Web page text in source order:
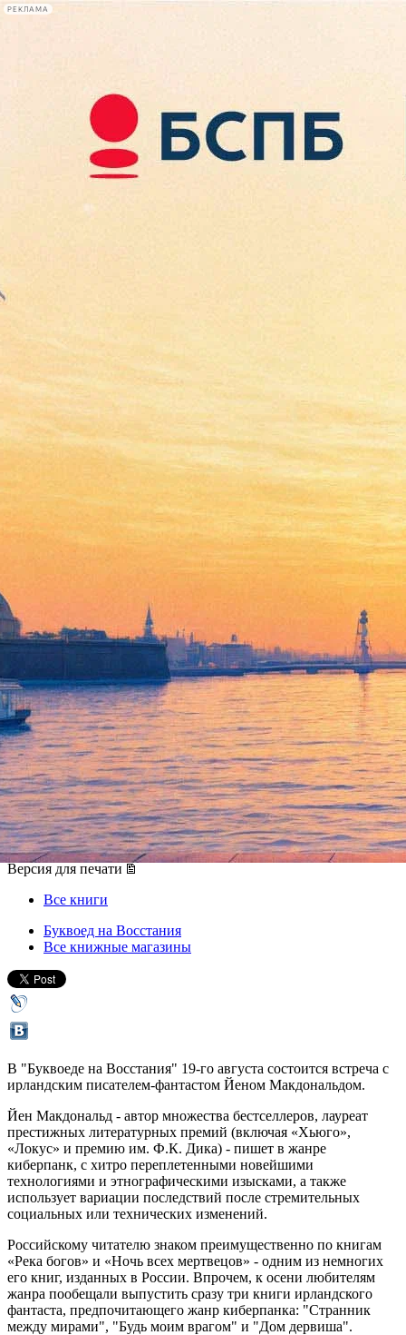
РЕКЛАМА
Сегодня:
2026.08.07
08:54
Афиша Plus
Ирландский писатель-
фантаст Йен Макдональд
встретится с читателями
19 августа 2013, понедельник,19.00
Версия для печати
Все книги
Буквоед на Восстания
Все книжные магазины
В "Буквоеде на Восстания" 19-го августа состоится встреча с
ирландским писателем-фантастом Йеном Макдональдом.
Йен Макдональд - автор множества бестселлеров, лауреат
престижных литературных премий (включая «Хьюго»,
«Локус» и премию им. Ф.К. Дика) - пишет в жанре
киберпанк, с хитро переплетенными новейшими
технологиями и этнографическими изысками, а также
использует вариации последствий после стремительных
социальных или технических изменений.
Российскому читателю знаком преимущественно по книгам
«Река богов» и «Ночь всех мертвецов» - одним из немногих
его книг, изданных в России. Впрочем, к осени любителям
жанра пообещали выпустить сразу три книги ирландского
фантаста, предпочитающего жанр киберпанка: "Странник
между мирами", "Будь моим врагом" и "Дом дервиша".